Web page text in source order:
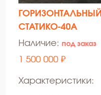
СТАТИКО-40А
Наличие: под заказ
1 500 000 ₽
Характеристики: